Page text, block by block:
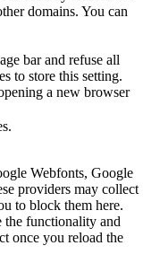
domains. You can
bar and refuse all
to store this setting.
a new browser
Webfonts, Google
providers may collect
to block them here.
the functionality and
once you reload the